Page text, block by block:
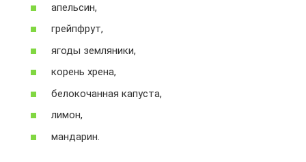
апельсин,
грейпфрут,
ягоды земляники,
корень хрена,
белокочанная капуста,
лимон,
мандарин.